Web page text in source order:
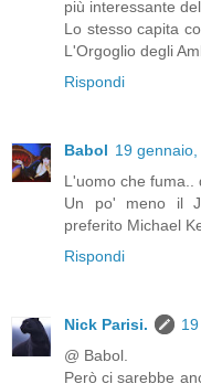
più interessante
Lo stesso capita
L'Orgoglio degli
Rispondi
Babol 19 gennaio,
L'uomo che fuma..
Un po' meno il
preferito Michael
Rispondi
Nick Parisi.
@ Babol.
Però ci sarebbe